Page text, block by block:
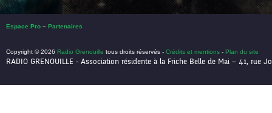
Espace Pro – Partenaires
Copyright © 2026 Radio Grenouille tous droits réservés - Crédits et mentions - Plan du site
RADIO GRENOUILLE - Association résidente à la Friche Belle de Mai – 41, rue